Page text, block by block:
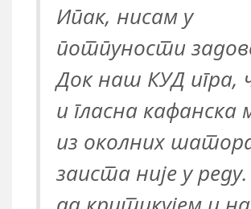
Ипак, нисам у
потпуности
Док наш КУД игра,
и гласна кафанска
из околних
заиста није у